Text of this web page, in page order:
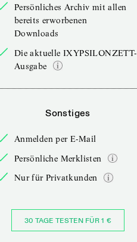
Persönliches Archiv mit allen
bereits erworbenen
Downloads
Die aktuelle IXYPSILONZETT-
Ausgabe
Sonstiges
Anmelden per E-Mail
Persönliche Merklisten
Nur für Privatkunden
30 TAGE TESTEN FÜR 1 €